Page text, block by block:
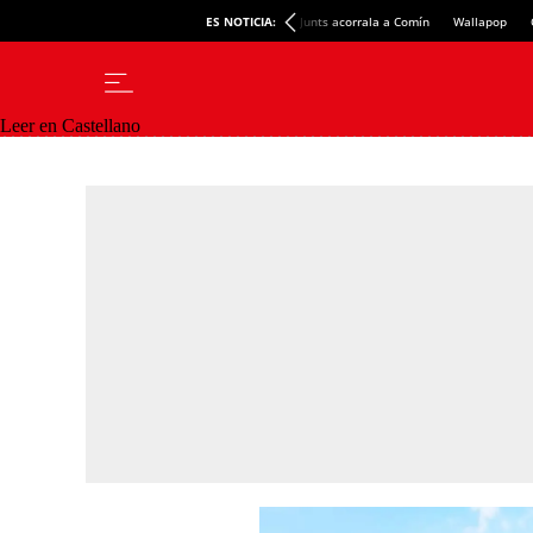
ES NOTICIA: Junts acorrala a Comín Wallapop
Leer en Castellano